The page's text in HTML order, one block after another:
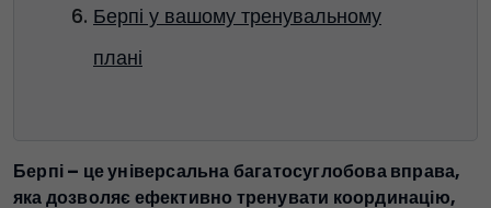
Берпі у вашому тренувальному
плані
Берпі – це універсальна багатосуглобова вправа,
яка дозволяє ефективно тренувати координацію,